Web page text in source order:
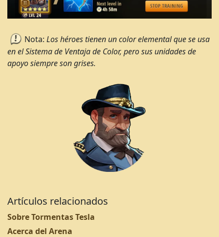
Nota: Los héroes tienen un color elemental que se usa
en el Sistema de Ventaja de Color, pero sus unidades de
apoyo siempre son grises.
Artículos relacionados
Sobre Tormentas Tesla
Acerca del Arena